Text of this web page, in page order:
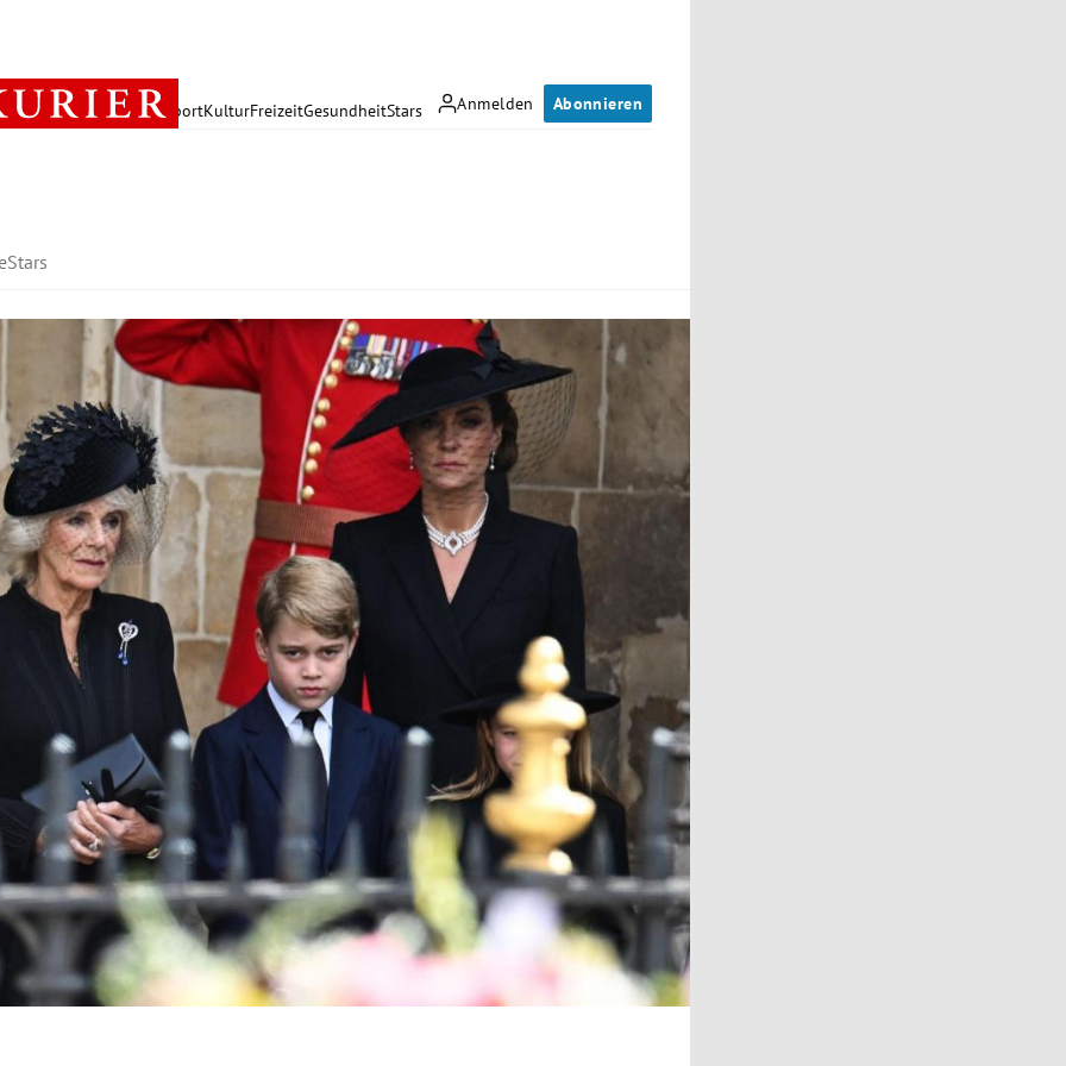
Anmelden Abonnieren
PolitikWirtschaft SportKulturFreizeitGesundheitStars
Stars